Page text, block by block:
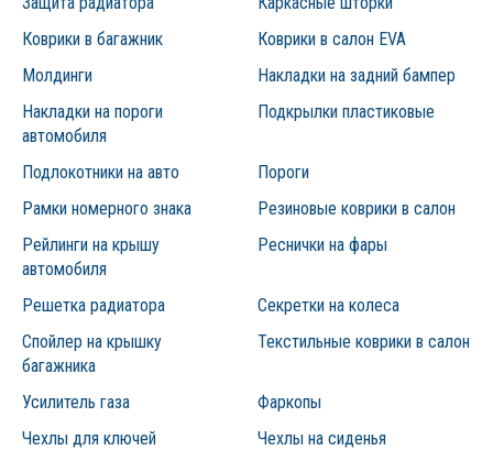
Коврики в багажник
Коврики в салон EVA
Молдинги
Накладки на задний бампер
Накладки на пороги
автомобиля
Подкрылки пластиковые
Подлокотники на авто
Пороги
Рамки номерного знака
Резиновые коврики в салон
Рейлинги на крышу
автомобиля
Реснички на фары
Решетка радиатора
Секретки на колеса
Спойлер на крышку
багажника
Текстильные коврики в салон
Усилитель газа
Фаркопы
Чехлы для ключей
Чехлы на сиденья